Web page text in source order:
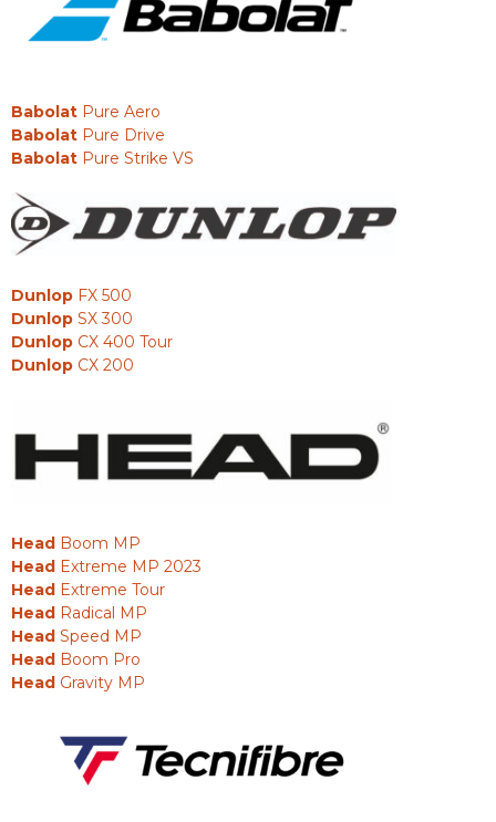
Babolat Pure Aero
Babolat Pure Drive
Babolat Pure Strike VS
Dunlop FX 500
Dunlop SX 300
Dunlop CX 400 Tour
Dunlop CX 200
Head Boom MP
Head Extreme MP 2023
Head Extreme Tour
Head Radical MP
Head Speed MP
Head Boom Pro
Head Gravity MP